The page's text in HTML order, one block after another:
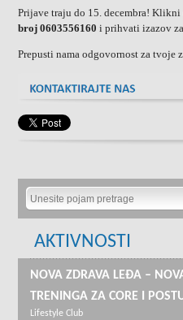
Prijave traju do 15. decembra!
broj 0603556160i prihvati izazov
Prepusti nama odgovornost za tvoje
AKTIVNOSTI
NOVA ZDRAVA LEĐA –
TRENINGA ZA CORE I
Lifestyle Club